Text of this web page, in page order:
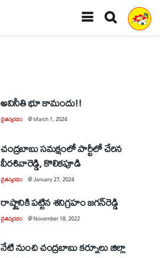
అవినీతి భూ కామందు!!
చైతన్యరధం @March 1, 2024
చంద్రబాబు సమక్షంలో పార్టీలో చేరిన
వీరశివారెడ్డి, కొలికపూడి
చైతన్యరధం @January 27, 2024
రాష్ట్రానికి పట్టిన శనిగ్రహం జగన్‌రెడ్డి
చైతన్యరధం @November 18, 2022
నేటి నుంచి చంద్రబాబు కర్నూలు జిల్లా